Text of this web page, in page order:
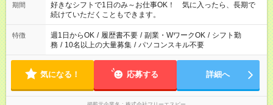
期間
好きなシフトで1日のみ～お仕事OK！ 気に入ったら、長期で
続けていただくこともできます。
特徴 週1日からOK / 履歴書不要 / 副業・WワークOK / シフト勤
務 / 10名以上の大量募集 / パソコンスキル不要
気になる！ 応募する 詳細へ